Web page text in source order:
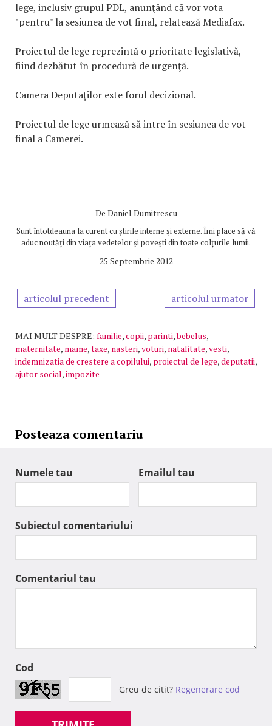
lege, inclusiv grupul PDL, anunţând că vor vota
"pentru" la sesiunea de vot final, relatează Mediafax.
Proiectul de lege reprezintă o prioritate legislativă,
fiind dezbătut în procedură de urgenţă.
Camera Deputaţilor este forul decizional.
Proiectul de lege urmează să intre în sesiunea de vot
final a Camerei.
De Daniel Dumitrescu
Sunt întotdeauna la curent cu știrile interne și externe. Îmi place să vă
aduc noutăți din viața vedetelor și povești din toate colțurile lumii.
25 Septembrie 2012
articolul precedent articolul urmator
MAI MULT DESPRE: familie,copii, parinti,bebelus,
maternitate, mame,taxe, nasteri,voturi, natalitate,vesti,
indemnizatia de crestere a copilului, proiectul de lege,deputatii,
ajutor social,impozite
Posteaza comentariu
Numele tau Emailul tau
Subiectul comentariului
Comentariul tau
Cod
Greu de citit? Regenerare cod